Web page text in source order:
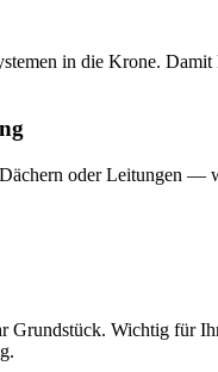
in die Krone.
oder Leitungen
Wichtig für